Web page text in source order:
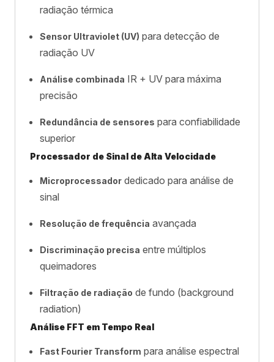
radiação térmica
Sensor Ultraviolet (UV) para detecção de
radiação UV
Análise combinada IR + UV para máxima
precisão
Redundância de sensores para confiabilidade
superior
Processador de Sinal de Alta Velocidade
Microprocessador dedicado para análise de
sinal
Resolução de frequência avançada
Discriminação precisa entre múltiplos
queimadores
Filtração de radiação de fundo (background
radiation)
Análise FFT em Tempo Real
Fast Fourier Transform para análise espectral